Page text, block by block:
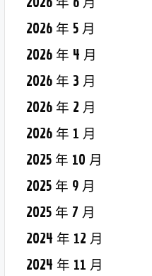
2026 年 5 月
2026 年 4 月
2026 年 3 月
2026 年 2 月
2026 年 1 月
2025 年 10 月
2025 年 9 月
2025 年 7 月
2024 年 12 月
2024 年 11 月